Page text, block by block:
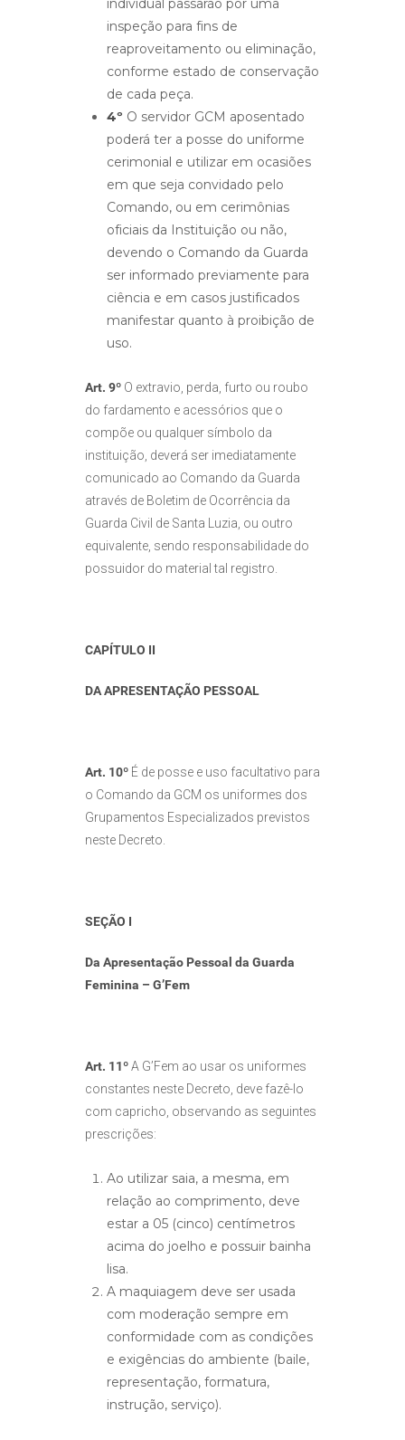
individual passarão por uma
inspeção para fins de
reaproveitamento ou eliminação,
conforme estado de conservação
de cada peça.
4º O servidor GCM aposentado
poderá ter a posse do uniforme
cerimonial e utilizar em ocasiões
em que seja convidado pelo
Comando, ou em cerimônias
oficiais da Instituição ou não,
devendo o Comando da Guarda
ser informado previamente para
ciência e em casos justificados
manifestar quanto à proibição de
uso.
Art. 9º O extravio, perda, furto ou roubo
do fardamento e acessórios que o
compõe ou qualquer símbolo da
instituição, deverá ser imediatamente
comunicado ao Comando da Guarda
através de Boletim de Ocorrência da
Guarda Civil de Santa Luzia, ou outro
equivalente, sendo responsabilidade do
possuidor do material tal registro.
CAPÍTULO II
DA APRESENTAÇÃO PESSOAL
Art. 10º É de posse e uso facultativo para
o Comando da GCM os uniformes dos
Grupamentos Especializados previstos
neste Decreto.
SEÇÃO I
Da Apresentação Pessoal da Guarda
Feminina – G’Fem
Art. 11ºA G’Fem ao usar os uniformes
constantes neste Decreto, deve fazê-lo
com capricho, observando as seguintes
prescrições:
Ao utilizar saia, a mesma, em
relação ao comprimento, deve
estar a 05 (cinco) centímetros
acima do joelho e possuir bainha
lisa.
A maquiagem deve ser usada
com moderação sempre em
conformidade com as condições
e exigências do ambiente (baile,
representação, formatura,
instrução, serviço).